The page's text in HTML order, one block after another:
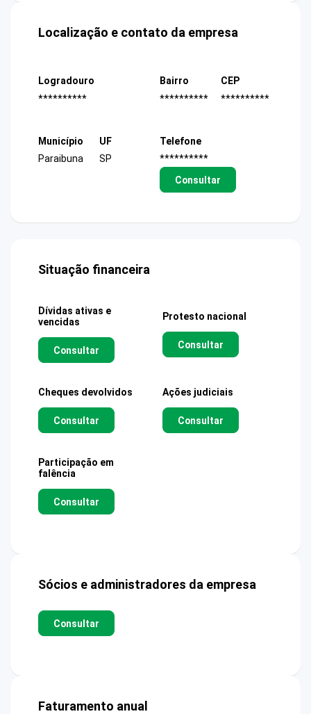
Localização e contato da empresa
Logradouro
**********
Bairro
**********
CEP
**********
Município
Paraibuna
UF
SP
Telefone
**********
Consultar
Situação financeira
Dívidas ativas e
vencidas
Consultar
Protesto nacional
Consultar
Cheques devolvidos
Consultar
Ações judiciais
Consultar
Participação em
falência
Consultar
Sócios e administradores da empresa
Consultar
Faturamento anual